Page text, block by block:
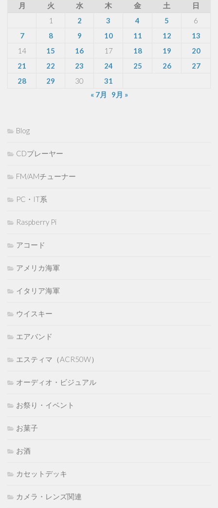
月
火 水 木 金 土
日
1
2 3 4 5
6
7
8 9 10 11 12
13
14
15 16 17 18 19
20
21
22 23 24 25 26
27
28
29 30
31
« 7月
9月 »
Blog
CDプレーヤー
FM/AMチューナー
PC・IT系
Raspberry Pi
アコード
アメリカ海軍
イタリア海軍
ウイスキー
エアバンド
エスティマ（ACR50W）
オーディオ・ビジュアル
お祭り・イベント
お菓子
お酒
カセットデッキ
カメラ・レンズ関連